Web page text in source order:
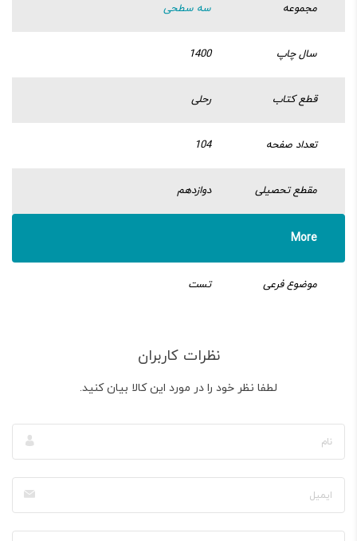
مجموعه سه سطحی
سال چاپ 1400
قطع کتاب رحلی
تعداد صفحه 104
مقطع تحصیلی دوازدهم
More
موضوع فرعی تست
نظرات کاربران
لطفا نظر خود را در مورد این کالا بیان کنید.